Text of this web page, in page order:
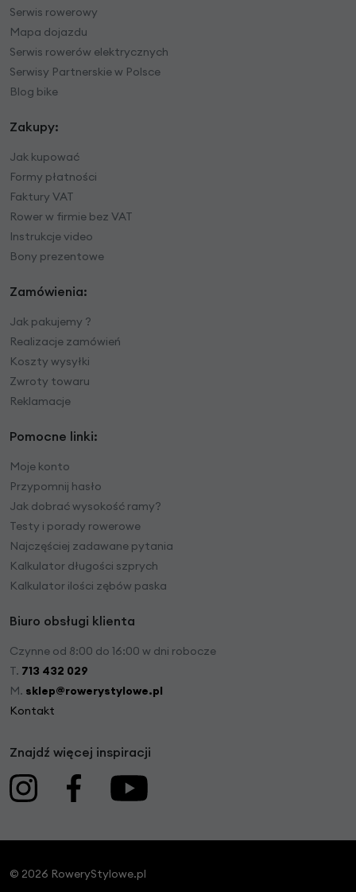
Serwis rowerowy
Mapa dojazdu
Serwis rowerów elektrycznych
Serwisy Partnerskie w Polsce
Blog bike
Zakupy:
Jak kupować
Formy płatności
Faktury VAT
Rower w firmie bez VAT
Instrukcje video
Bony prezentowe
Zamówienia:
Jak pakujemy ?
Realizacje zamówień
Koszty wysyłki
Zwroty towaru
Reklamacje
Pomocne linki:
Moje konto
Przypomnij hasło
Jak dobrać wysokość ramy?
Testy i porady rowerowe
Najczęściej zadawane pytania
Kalkulator długości szprych
Kalkulator ilości zębów paska
Biuro obsługi klienta
Czynne od 8:00 do 16:00 w dni robocze
T. 713 432 029
M. sklep@rowerystylowe.pl
Kontakt
Znajdź więcej inspiracji
© 2026 RoweryStylowe.pl